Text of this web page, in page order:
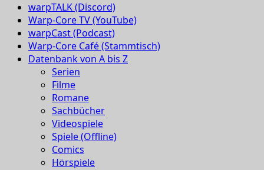
warpTALK (Discord)
Warp-Core TV (YouTube)
warpCast (Podcast)
Warp-Core Café (Stammtisch)
Datenbank von A bis Z
Serien
Filme
Romane
Sachbücher
Videospiele
Spiele (Offline)
Comics
Hörspiele